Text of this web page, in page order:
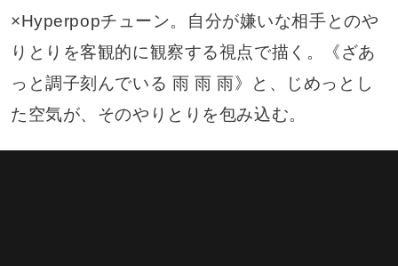
×Hyperpopチューン。自分が嫌いな相手とのや
りとりを客観的に観察する視点で描く。《ざあ
っと調子刻んでいる 雨 雨 雨》と、じめっとし
た空気が、そのやりとりを包み込む。